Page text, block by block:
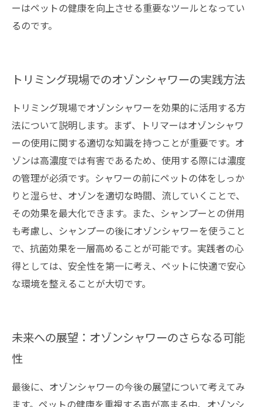
ーはペットの健康を向上させる重要なツールとなってい
るのです。
トリミング現場でのオゾンシャワーの実践方法
トリミング現場でオゾンシャワーを効果的に活用する方
法について説明します。まず、トリマーはオゾンシャワ
ーの使用に関する適切な知識を持つことが重要です。オ
ゾンは高濃度では有害であるため、使用する際には濃度
の管理が必須です。シャワーの前にペットの体をしっか
りと湿らせ、オゾンを適切な時間、流していくことで、
その効果を最大化できます。また、シャンプーとの併用
も考慮し、シャンプーの後にオゾンシャワーを使うこと
で、抗菌効果を一層高めることが可能です。実践者の心
得としては、安全性を第一に考え、ペットに快適で安心
な環境を整えることが大切です。
未来への展望：オゾンシャワーのさらなる可能
性
最後に、オゾンシャワーの今後の展望について考えてみ
ます。ペットの健康を重視する声が高まる中、オゾンシ